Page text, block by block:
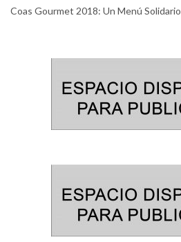
Coas Gourmet 2018: Un Menú Solidario